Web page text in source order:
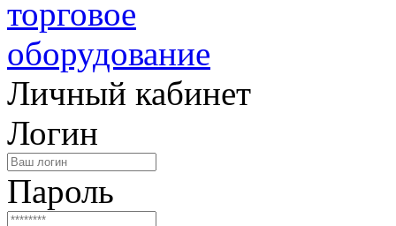
Личный кабинет
Логин
Пароль